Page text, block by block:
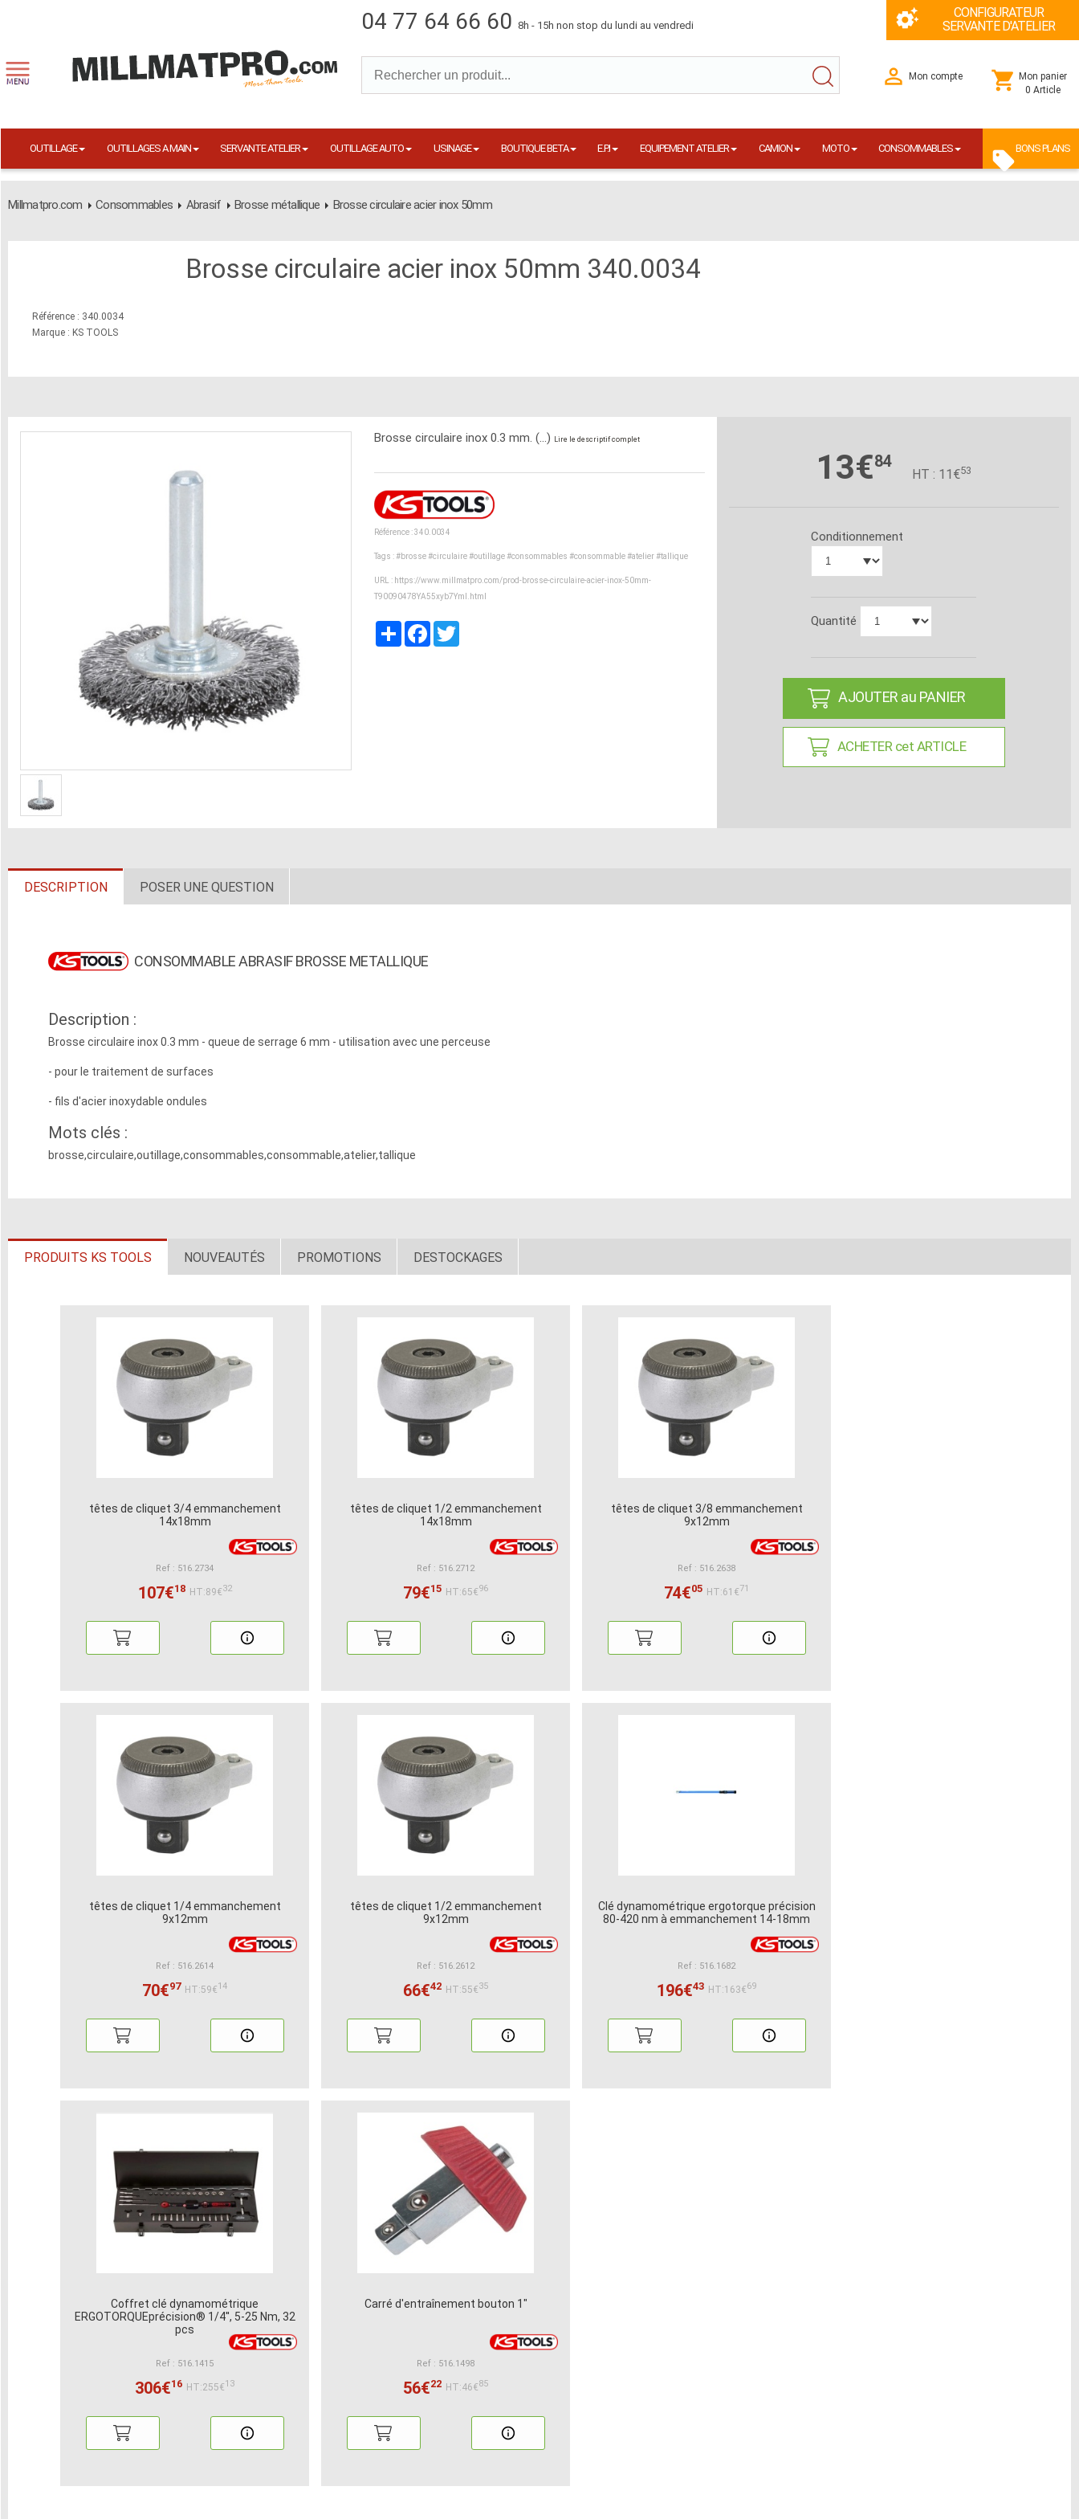
04 77 64 66 60 8h - 15h non stop du lundi au vendredi
CONFIGURATEUR
SERVANTE D'ATELIER
Mon compte
Mon panier
0 Article
OUTILLAGE OUTILLAGES A MAIN SERVANTE ATELIER OUTILLAGE AUTO USINAGE BOUTIQUE BETA E.P.I EQUIPEMENT ATELIER CAMION MOTO CONSOMMABLES BONS PLANS
Millmatpro.com Consommables Abrasif Brosse métallique Brosse circulaire acier inox 50mm
Brosse circulaire acier inox 50mm 340.0034
Référence : 340.0034
Marque : KS TOOLS
Brosse circulaire inox 0.3 mm. (...) Lire le descriptif complet
Référence : 340.0034
Tags :#brosse #circulaire #outillage #consommables #consommable #atelier #tallique
URL : https://www.millmatpro.com/prod-brosse-circulaire-acier-inox-50mm-
T90090478YA55xyb7YmI.html
PartagerFacebook
13€84
HT : 11€53
Conditionnement
Quantité
AJOUTER au PANIER
ACHETER cet ARTICLE
DESCRIPTION POSER UNE QUESTION
CONSOMMABLE ABRASIF BROSSE METALLIQUE
Description :
Brosse circulaire inox 0.3 mm - queue de serrage 6 mm - utilisation avec une perceuse
- pour le traitement de surfaces
- fils d'acier inoxydable ondules
Mots clés :
brosse,circulaire,outillage,consommables,consommable,atelier,tallique
PRODUITS KS TOOLS NOUVEAUTÉS PROMOTIONS DESTOCKAGES
têtes de cliquet 3/4 emmanchement
14x18mm
Ref : 516.2734
107€18 HT:89€32
têtes de cliquet 1/2 emmanchement
14x18mm
Ref : 516.2712
79€15 HT:65€96
têtes de cliquet 3/8 emmanchement
9x12mm
Ref : 516.2638
74€05 HT:61€71
têtes de cliquet 1/4 emmanchement
9x12mm
Ref : 516.2614
70€97 HT:59€14
têtes de cliquet 1/2 emmanchement
9x12mm
Ref : 516.2612
66€42 HT:55€35
Clé dynamométrique ergotorque précision
80-420 nm à emmanchement 14-18mm
Ref : 516.1682
196€43 HT:163€69
Coffret clé dynamométrique
ERGOTORQUEprécision® 1/4'', 5-25 Nm, 32
pcs
Ref : 516.1415
306€16 HT:255€13
Carré d'entraînement bouton 1"
Ref : 516.1498
56€22 HT:46€85